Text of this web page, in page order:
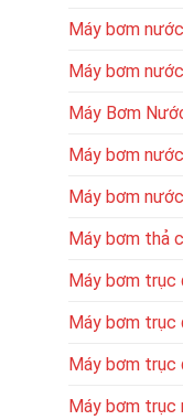
Máy bơm
Máy bơm
Máy Bơm
Máy bơm
Máy bơm
Máy bơm thả
Máy bơm trục
Máy bơm
Máy bơm trục
Máy bơm trục